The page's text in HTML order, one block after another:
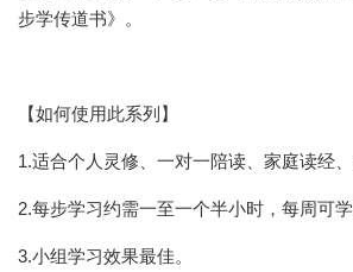
步学传道书》。
【如何使用此系列】
1.适合个人灵修、一对一陪读、家庭读经、
2.每步学习约需一至一个半小时，每周可学
3.小组学习效果最佳。